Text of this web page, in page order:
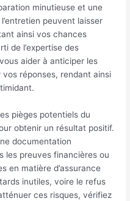
minutieuse et une
peuvent laisser
ainsi vos chances
de l’expertise des
aider à anticiper les
réponses, rendant ainsi
pièges potentiels du
obtenir un résultat positif.
documentation
les preuves financières ou
en matière d’assurance
inutiles, voire le refus
ces risques, vérifiez